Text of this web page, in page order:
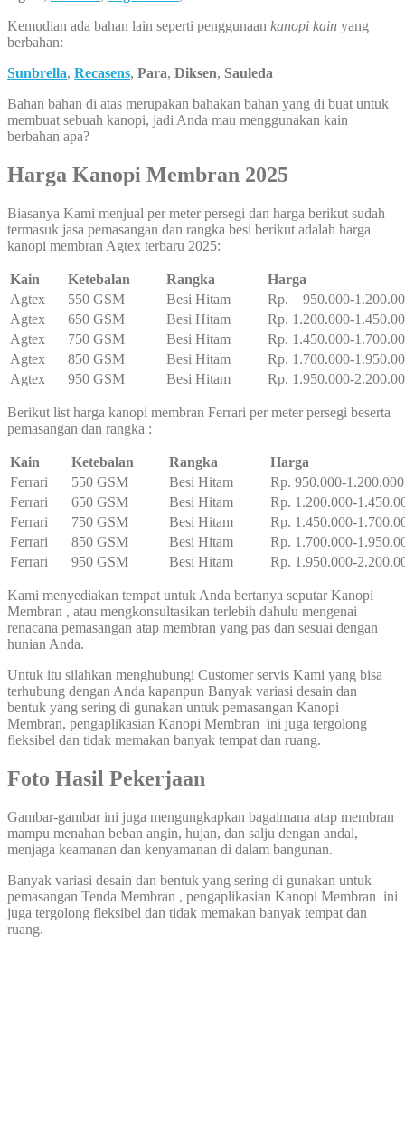
Kemudian ada bahan lain seperti penggunaan kanopi kain yang
berbahan:
Sunbrella, Recasens, Para, Diksen, Sauleda
Bahan bahan di atas merupakan bahakan bahan yang di buat untuk
membuat sebuah kanopi, jadi Anda mau menggunakan kain
berbahan apa?
Harga Kanopi Membran 2025
Biasanya Kami menjual per meter persegi dan harga berikut sudah
termasuk jasa pemasangan dan rangka besi berikut adalah harga
kanopi membran Agtex terbaru 2025:
Kain Ketebalan Rangka
Harga
Agtex
550 GSM Besi Hitam
Rp. 950.000-
Agtex
650 GSM Besi Hitam
Rp. 1.200.000-
Agtex
750 GSM Besi Hitam
Rp. 1.450.000-
Agtex
850 GSM Besi Hitam
Rp. 1.700.000-
Agtex
950 GSM Besi Hitam Rp. 1.950.000-
Berikut list harga kanopi membran Ferrari per meter persegi beserta
pemasangan dan rangka :
Kain Ketebalan Rangka
Harga
Ferrari
550 GSM Besi Hitam
Rp. 950.000-1.200.000
Ferrari
650 GSM Besi Hitam
Rp. 1.200.000-
Ferrari
750 GSM Besi Hitam
Rp. 1.450.000-
Ferrari
850 GSM Besi Hitam
Rp. 1.700.000-
Ferrari
950 GSM Besi Hitam Rp. 1.950.000-
Kami menyediakan tempat untuk Anda bertanya seputar Kanopi
Membran , atau mengkonsultasikan terlebih dahulu mengenai
renacana pemasangan atap membran yang pas dan sesuai dengan
hunian Anda.
Untuk itu silahkan menghubungi Customer servis Kami yang bisa
terhubung dengan Anda kapanpun Banyak variasi desain dan
bentuk yang sering di gunakan untuk pemasangan Kanopi
Membran, pengaplikasian Kanopi Membran ini juga tergolong
fleksibel dan tidak memakan banyak tempat dan ruang.
Foto Hasil Pekerjaan
Gambar-gambar ini juga mengungkapkan bagaimana atap membran
mampu menahan beban angin, hujan, dan salju dengan andal,
menjaga keamanan dan kenyamanan di dalam bangunan.
Banyak variasi desain dan bentuk yang sering di gunakan untuk
pemasangan Tenda Membran , pengaplikasian Kanopi Membran ini
juga tergolong fleksibel dan tidak memakan banyak tempat dan
ruang.